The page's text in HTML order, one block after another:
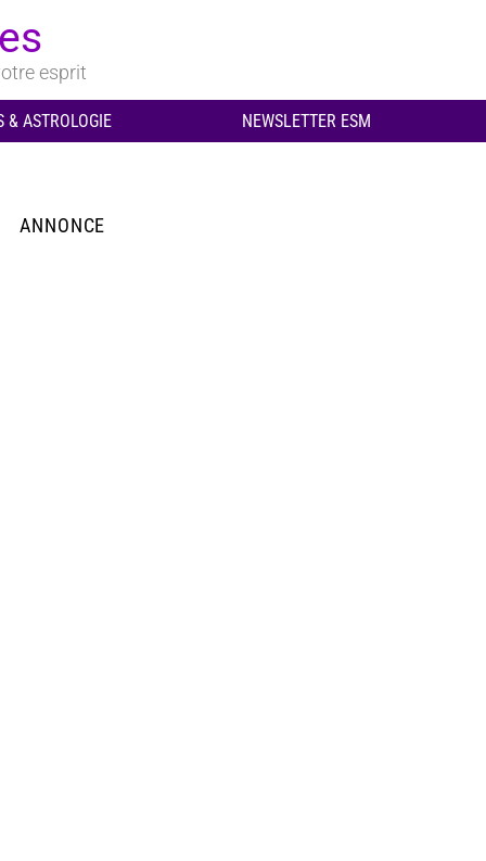
esprit
& ASTROLOGIE NEWSLETTER ESM
ANNONCE